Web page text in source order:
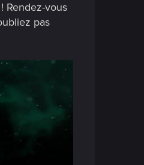
Rendez-vous
pas